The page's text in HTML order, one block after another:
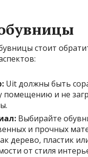
стоит
Uit должны быть
помещению и не
Выбирайте
и прочных
дерево, пластик
от стиля